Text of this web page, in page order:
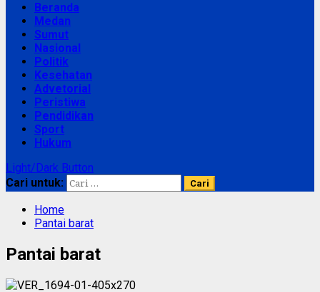
Beranda
Medan
Sumut
Nasional
Politik
Kesehatan
Advetorial
Peristiwa
Pendidikan
Sport
Hukum
Light/Dark Button
Cari untuk:
Home
Pantai barat
Pantai barat